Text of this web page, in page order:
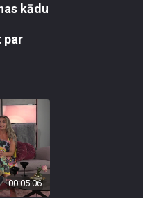
kādu
par
00:05:06